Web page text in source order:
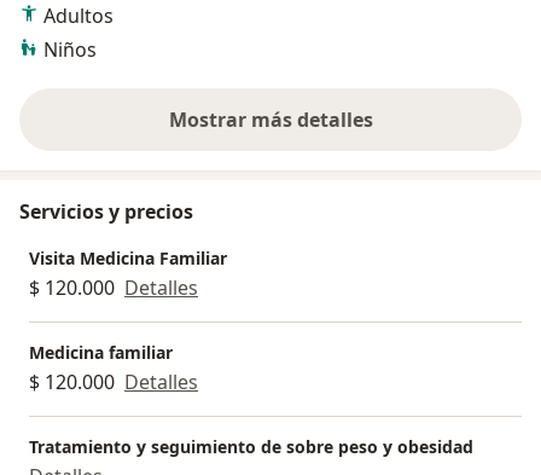
Habilidades y Fortalezas:
- Enfoque holístico y preventivo
Madre de 4 hijos y esposa adnegada, entiendo
perfectamente las necesidades de las familias y la
comunidad.
Adultos
Niños
Mostrar más detalles
sobre la experiencia
Servicios y precios
Visita Medicina Familiar
$ 120.000 Detalles
Medicina familiar
$ 120.000 Detalles
Tratamiento y seguimiento de sobre peso y obesidad